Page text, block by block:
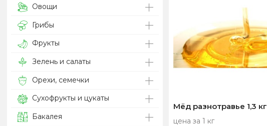
Овощи
Грибы
Фрукты
Зелень и салаты
Орехи, семечки
Сухофрукты и цукаты
Бакалея
Мёд разнотравье 1,3 кг
цена за 1 кг